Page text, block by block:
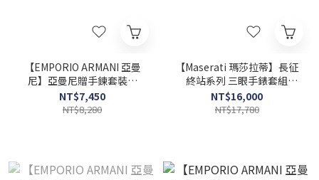
【EMPORIO ARMANI 亞曼
尼】亞曼尼贈手鍊套裝組
AR80085SET 22mm 現代
鐘錶
NT$7,450
NT$8,280
【Maserati 瑪莎拉蒂】長征
終站系列 三眼手錶套組
R8873612061 45mm 現代
鐘錶
NT$16,000
NT$17,780